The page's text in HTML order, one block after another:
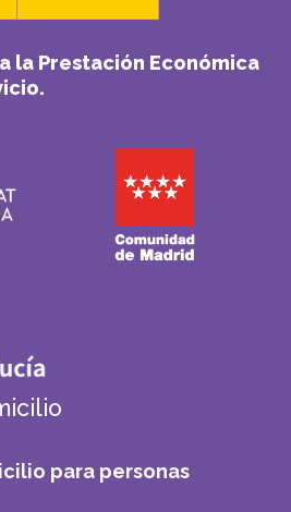
la Prestación Económica
para personas